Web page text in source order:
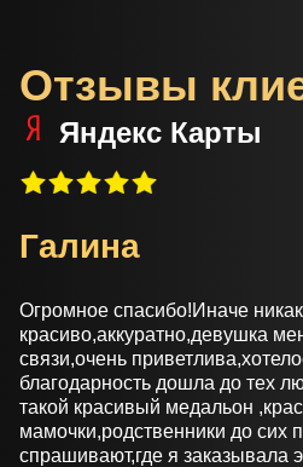
Отзывы
Яндекс Карты
Светлана
Заказывали благоустройство и
Каждый этап работы
оформление памятника тоже
мельчайших подробностей .
По стоимости могу сказать
места , в двух было
третем была разница с Гранит